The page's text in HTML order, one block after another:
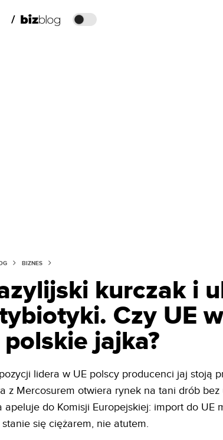
BIZNES
kurczak i
Czy UE
jajka?
lidera w UE polscy producenci jaj stoją
z Mercosurem otwiera rynek na tani drób
apeluje do Komisji Europejskiej: import do UE
się ciężarem, nie atutem.